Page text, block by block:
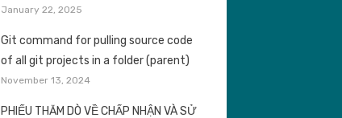
January 22, 2025
Git command for pulling source code
of all git projects in a folder (parent)
November 13, 2024
PHIẾU THĂM DÒ VỀ CHẤP NHẬN VÀ SỬ